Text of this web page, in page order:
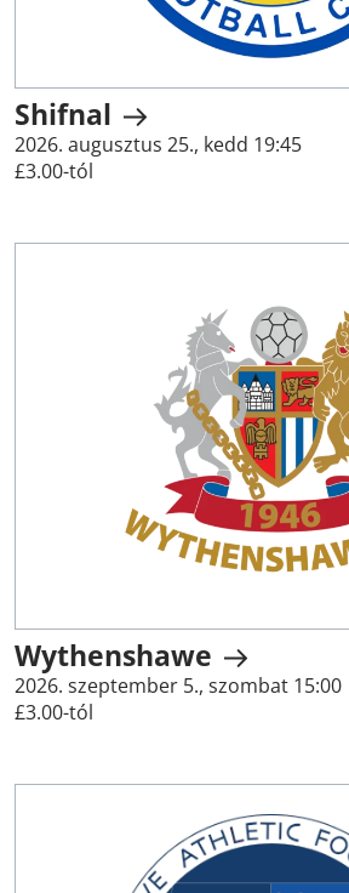
Shifnal
2026. augusztus 25., kedd 19:45
£3.00-tól
Wythenshawe
2026. szeptember 5., szombat 15:00
£3.00-tól